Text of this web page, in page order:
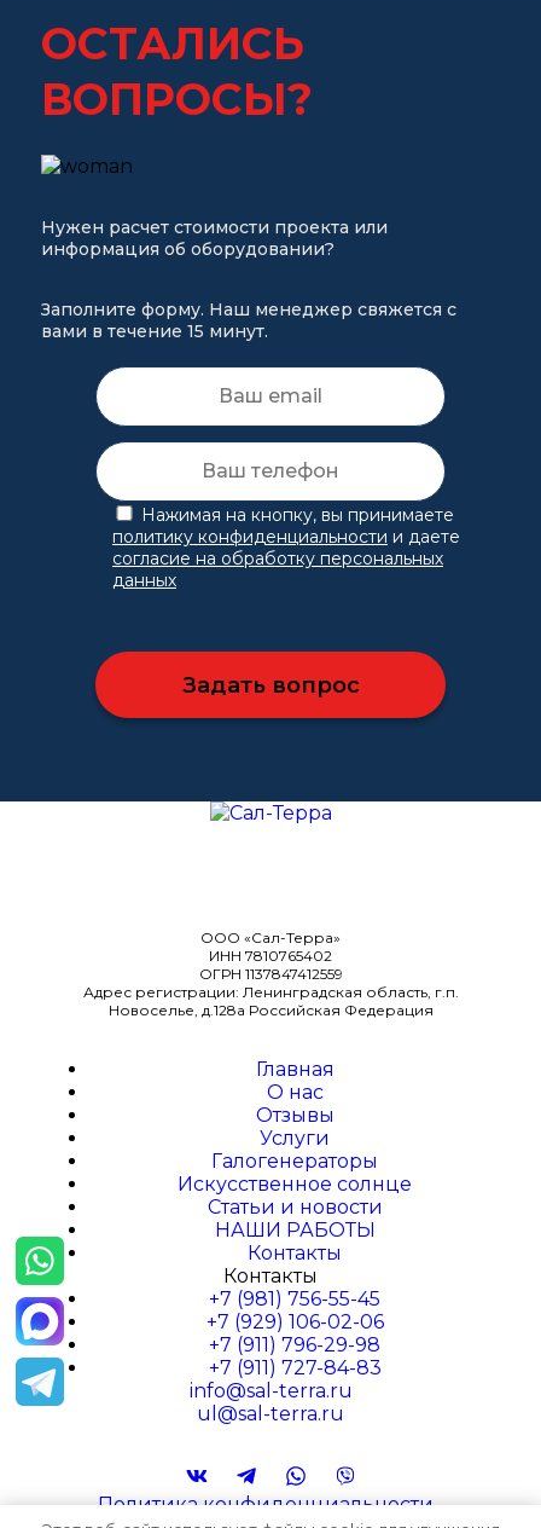
ОСТАЛИСЬ
ВОПРОСЫ?
Нужен расчет стоимости проекта или
информация об оборудовании?
Заполните форму. Наш менеджер свяжется с
вами в течение 15 минут.
Нажимая на кнопку, вы принимаете
политику конфиденциальности и даете
согласие на обработку персональных
данных
ООО «Сал-Терра»
ИНН 7810765402
ОГРН 1137847412559
Адрес регистрации: Ленинградская область, г.п.
Новоселье, д.128а Российская Федерация
Главная
О наc
Отзывы
Услуги
Галогенераторы
Искусственное солнце
Статьи и новости
НАШИ РАБОТЫ
Контакты
Контакты
+7 (981) 756-55-45
+7 (929) 106-02-06
+7 (911) 796-29-98
+7 (911) 727-84-83
info@sal-terra.ru
ul@sal-terra.ru
Политика конфиденциальности